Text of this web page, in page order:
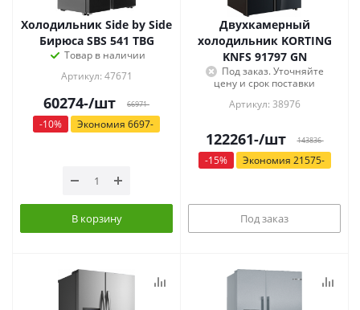
Холодильник Side by Side
Бирюса SBS 541 TBG
Товар в наличии
Артикул: 47671
60274-/шт 66971-
-10% Экономия 6697-
В корзину
Двухкамерный
холодильник KORTING
KNFS 91797 GN
Под заказ. Уточняйте
цену и срок поставки
Артикул: 38976
122261-/шт 143836-
-15% Экономия 21575-
Под заказ